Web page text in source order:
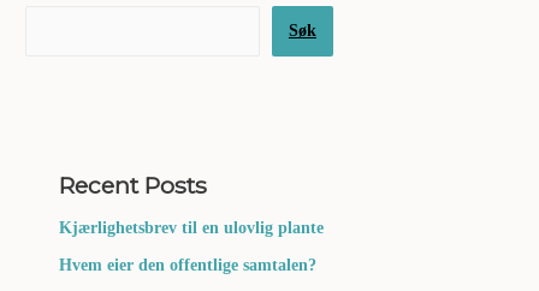
Søk
Recent Posts
Kjærlighetsbrev til en ulovlig plante
Hvem eier den offentlige samtalen?